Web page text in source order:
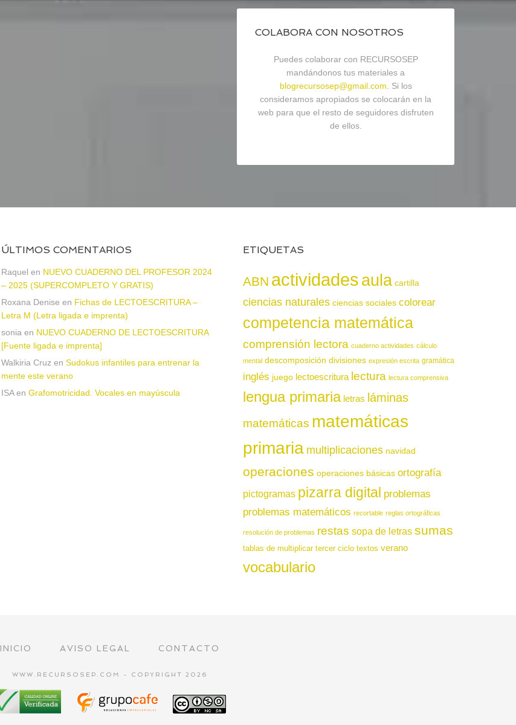
COLABORA CON NOSOTROS
Puedes colaborar con RECURSOSEP
mandándonos tus materiales a
blogrecursosep@gmail.com . Si los
consideramos apropiados se colocarán en la
web para que el resto de seguidores disfruten
de ellos.
ÚLTIMOS COMENTARIOS
Raquel en NUEVO CUADERNO DEL PROFESOR 2024
– 2025 (SUPERCOMPLETO Y GRATIS)
Roxana Denise en Fichas de LECTOESCRITURA –
Letra M (Letra ligada e imprenta)
sonia en NUEVO CUADERNO DE LECTOESCRITURA
[Fuente ligada e imprenta]
Walkiria Cruz en Sudokus infantiles para entrenar la
mente este verano
ISAen Grafomotricidad. Vocales en mayúscula
ETIQUETAS
ABN actividadesaula cartilla
ciencias naturales ciencias sociales colorear
competencia matemática
comprensión lectora cuaderno actividades cálculo
mental descomposición divisiones expresión escrita gramática
inglés juego lectoescritura lectura lectura comprensiva
lengua primaria letras láminas
matemáticas matemáticas
primaria multiplicaciones navidad
operaciones operaciones básicas ortografía
pictogramas pizarra digital problemas
problemas matemáticos recortable reglas ortográficas
resolución de problemas restas sopa de letras sumas
tablas de multiplicar tercer ciclo textos verano
vocabulario
INICIO AVISO LEGAL CONTACTO
WWW.RECURSOSEP.COM - COPYRIGHT 2026